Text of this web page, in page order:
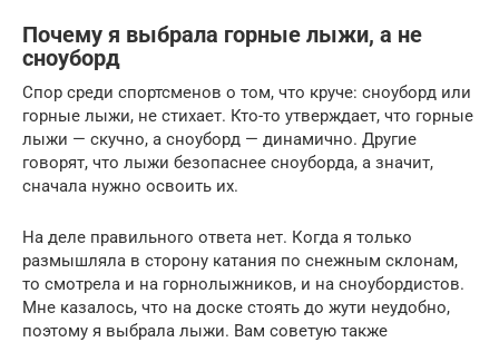
Почему я выбрала горные лыжи, а не
сноуборд
Спор среди спортсменов о том, что круче: сноуборд или
горные лыжи, не стихает. Кто-то утверждает, что горные
лыжи — скучно, а сноуборд — динамично. Другие
говорят, что лыжи безопаснее сноуборда, а значит,
сначала нужно освоить их.
На деле правильного ответа нет. Когда я только
размышляла в сторону катания по снежным склонам,
то смотрела и на горнолыжников, и на сноубордистов.
Мне казалось, что на доске стоять до жути неудобно,
поэтому я выбрала лыжи. Вам советую также